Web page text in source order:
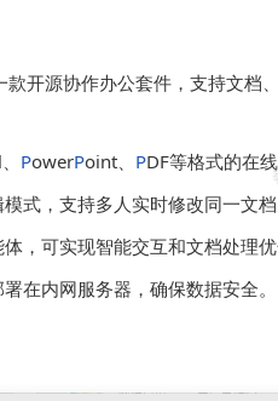
开源协作办公套件，支持文档
PowerPoint、 PDF等格式的在
式，支持多人实时修改同一文
，可实现智能交互和文档处理
在内网服务器，确保数据安全。